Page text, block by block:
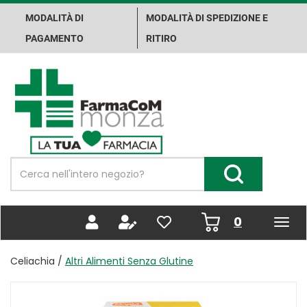
Passa
contenuto
MODALITÀ DI
PAGAMENTO
MODALITÀ DI SPEDIZIONE E
RITIRO
Farma.Co.M.
Spa
Prodotto
Cerca Prodotto
0 prodotti
inseriti
Celiachia / Altri Alimenti Senza Glutine